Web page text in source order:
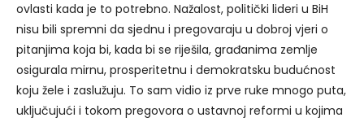
ovlasti kada je to potrebno. Nažalost, politički lideri u BiH
nisu bili spremni da sjednu i pregovaraju u dobroj vjeri o
pitanjima koja bi, kada bi se riješila, građanima zemlje
osigurala mirnu, prosperitetnu i demokratsku budućnost
koju žele i zaslužuju. To sam vidio iz prve ruke mnogo puta,
uključujući i tokom pregovora o ustavnoj reformi u kojima